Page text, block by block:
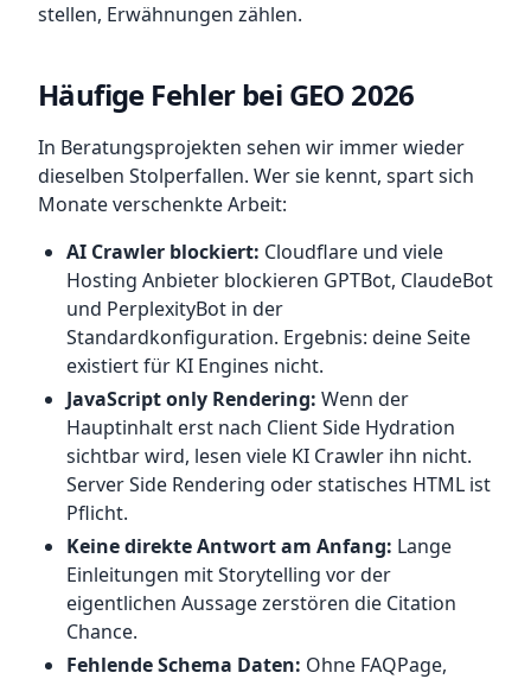
stellen, Erwähnungen zählen.
Häufige Fehler bei GEO 2026
In Beratungsprojekten sehen wir immer wieder
dieselben Stolperfallen. Wer sie kennt, spart sich
Monate verschenkte Arbeit:
AI Crawler blockiert: Cloudflare und viele
Hosting Anbieter blockieren GPTBot, ClaudeBot
und PerplexityBot in der
Standardkonfiguration. Ergebnis: deine Seite
existiert für KI Engines nicht.
JavaScript only Rendering: Wenn der
Hauptinhalt erst nach Client Side Hydration
sichtbar wird, lesen viele KI Crawler ihn nicht.
Server Side Rendering oder statisches HTML ist
Pflicht.
Keine direkte Antwort am Anfang: Lange
Einleitungen mit Storytelling vor der
eigentlichen Aussage zerstören die Citation
Chance.
Fehlende Schema Daten: Ohne FAQPage,